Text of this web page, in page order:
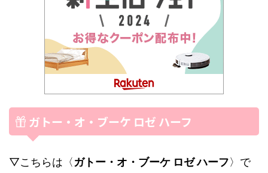
ガトー・オ・ブーケ ロゼ ハーフ
▽こちらは〈ガトー・オ・ブーケ ロゼ ハーフ〉で